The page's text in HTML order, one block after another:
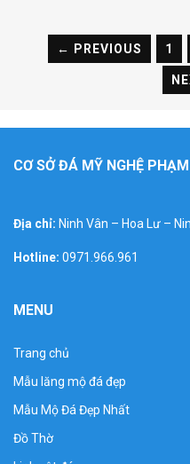
← PREVIOUS 1
CƠ SỞ ĐÁ MỸ NGHỆ
Địa chỉ: Ninh Vân – Hoa Lư –
Hotline: 0971.966.961
MENU
Trang chủ
Mẫu lăng mộ đá đẹp
Mẫu Mộ Đá Đẹp Nhất
Đồ Thờ